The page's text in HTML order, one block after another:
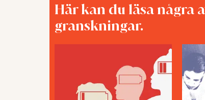
Här kan du läsa några
granskningar.